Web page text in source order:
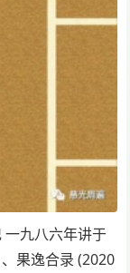
一九八六年讲于
果逸合录 (2020